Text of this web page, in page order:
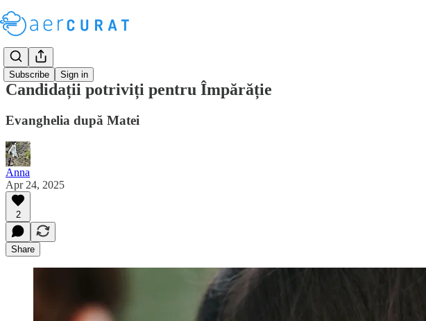
Subscribe Sign in
Candidații potriviți pentru Împărăție
Evanghelia după Matei
Anna
Apr 24, 2025
2
Share